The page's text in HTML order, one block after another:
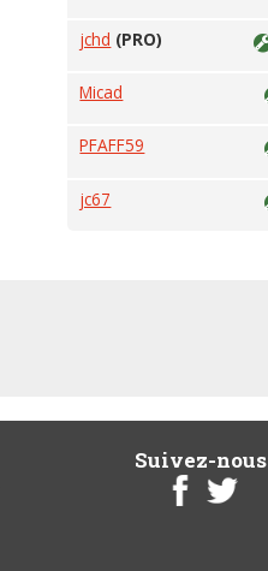
jchd (PRO)
Micad
PFAFF59
jc67
Suivez-nous